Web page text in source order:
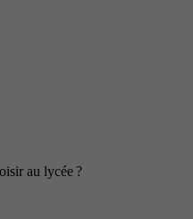
au lycée ?